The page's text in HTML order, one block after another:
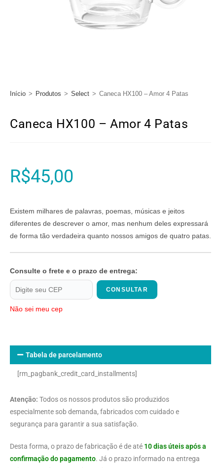
Início > Produtos > Select > Caneca HX100 – Amor 4 Patas
Caneca HX100 – Amor 4 Patas
R$45,00
Existem milhares de palavras, poemas, músicas e jeitos
diferentes de descrever o amor, mas nenhum deles expressará
de forma tão verdadeira quanto nossos amigos de quatro patas.
Consulte o frete e o prazo de entrega:
CONSULTAR
Não sei meu cep
Tabela de parcelamento
[rm_pagbank_credit_card_installments]
Atenção: Todos os nossos produtos são produzidos
especialmente sob demanda, fabricados com cuidado e
segurança para garantir a sua satisfação.
Desta forma, o prazo de fabricação é de até 10 dias úteis após a
confirmação do pagamento. Já o prazo informado na entrega